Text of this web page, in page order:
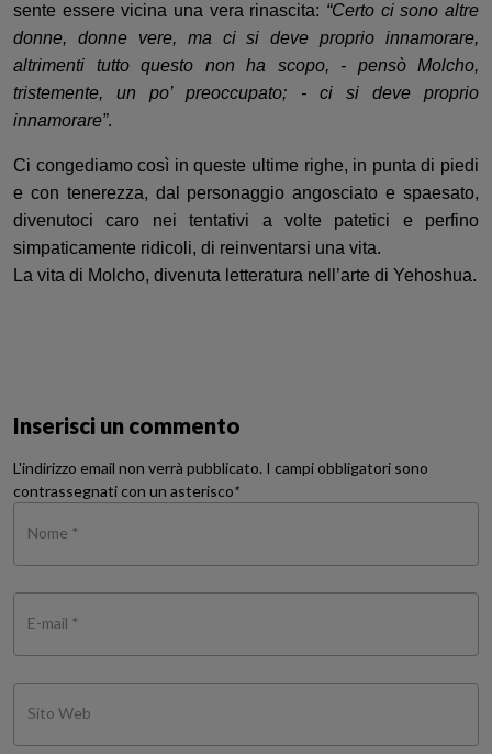
sente essere vicina una vera rinascita: “Certo ci sono altre
donne, donne vere, ma ci si deve proprio innamorare,
altrimenti tutto questo non ha scopo, - pensò Molcho,
tristemente, un po’ preoccupato; - ci si deve proprio
innamorare”.
Ci congediamo così in queste ultime righe, in punta di piedi
e con tenerezza, dal personaggio angosciato e spaesato,
divenutoci caro nei tentativi a volte patetici e perfino
simpaticamente ridicoli, di reinventarsi una vita.
La vita di Molcho, divenuta letteratura nell’arte di Yehoshua.
Inserisci un commento
L'indirizzo email non verrà pubblicato. I campi obbligatori sono
contrassegnati con un asterisco*
Nome *
E-mail *
Sito Web